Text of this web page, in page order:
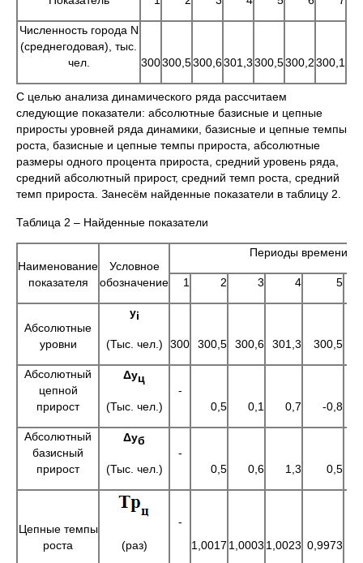
Численность города N
(среднегодовая), тыс.
чел.
300300,5300,6301,3300,5300,2300,1
С целью анализа динамического ряда рассчитаем
следующие показатели: абсолютные базисные и цепные
приросты уровней ряда динамики, базисные и цепные темпы
роста, базисные и цепные темпы прироста, абсолютные
размеры одного процента прироста, средний уровень ряда,
средний абсолютный прирост, средний темп роста, средний
темп прироста. Занесём найденные показатели в таблицу 2.
Таблица 2 – Найденные показатели
Наименование
показателя
Условное
обозначение
Периоды времени, г.
1 2 3 4 5
Абсолютные
уровни
уi
(Тыс. чел.) 300 300,5 300,6 301,3 300,5
Абсолютный
цепной
прирост
Δуц
(Тыс. чел.)
-
0,5
0,1 0,7 -0,8
Абсолютный
базисный
прирост
Δуб
(Тыс. чел.)
-
0,5
0,6 1,3 0,5
Цепные темпы
роста
(раз)
-
1,0017 1,0003 1,0023 0,9973